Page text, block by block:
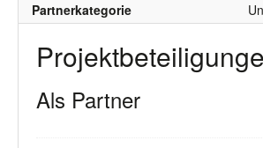
Partnerkategorie
Als Partner